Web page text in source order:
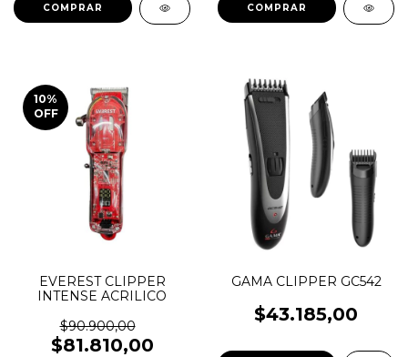
10%
OFF
EVEREST CLIPPER
INTENSE ACRILICO
$90.900,00
$81.810,00
GAMA CLIPPER GC542
$43.185,00